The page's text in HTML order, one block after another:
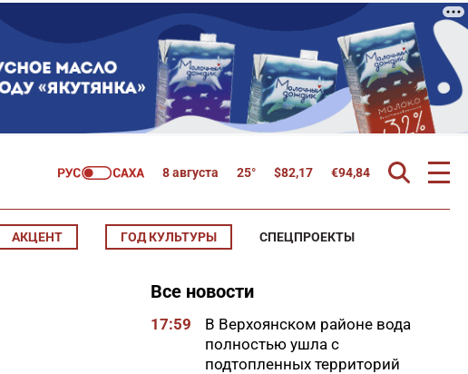
8 августа 25° $82,17 €94,84
АКЦЕНТ ГОД КУЛЬТУРЫ СПЕЦПРОЕКТЫ
Все новости
17:59
В Верхоянском районе вода
полностью ушла с
подтопленных территорий